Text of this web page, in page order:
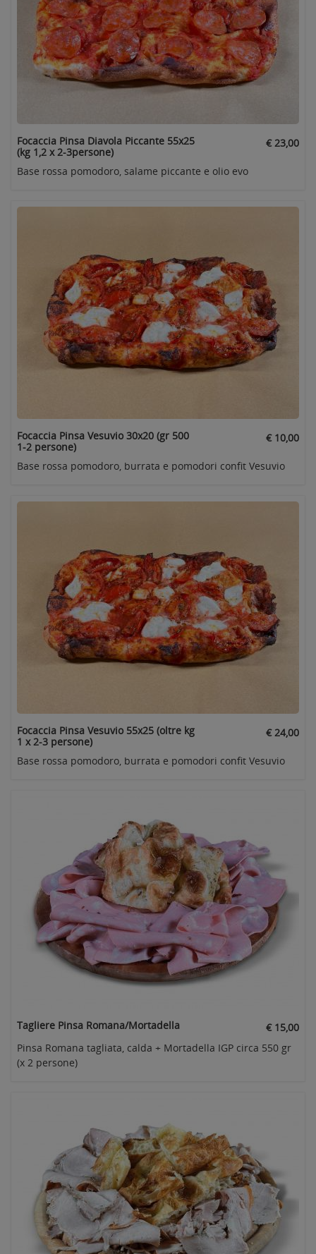
Focaccia Pinsa Diavola Piccante 55x25
(kg 1,2 x 2-3persone)
€ 23,00
Base rossa pomodoro, salame piccante e olio evo
Focaccia Pinsa Vesuvio 30x20 (gr 500
1-2 persone)
€ 10,00
Base rossa pomodoro, burrata e pomodori confit Vesuvio
Focaccia Pinsa Vesuvio 55x25 (oltre kg
1 x 2-3 persone)
€ 24,00
Base rossa pomodoro, burrata e pomodori confit Vesuvio
Tagliere Pinsa Romana/Mortadella
€ 15,00
Pinsa Romana tagliata, calda + Mortadella IGP circa 550 gr
(x 2 persone)